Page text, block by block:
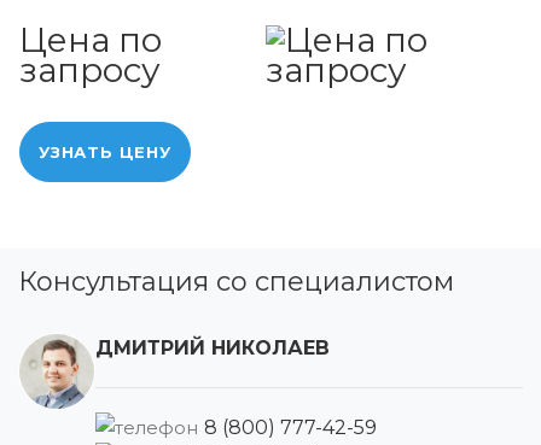
Цена по
запросу
УЗНАТЬ ЦЕНУ
Консультация со специалистом
ДМИТРИЙ НИКОЛАЕВ
8 (800) 777-42-59